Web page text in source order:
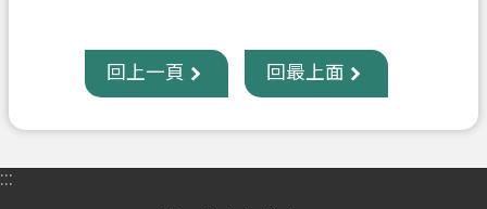
回上一頁 回最上面
:::